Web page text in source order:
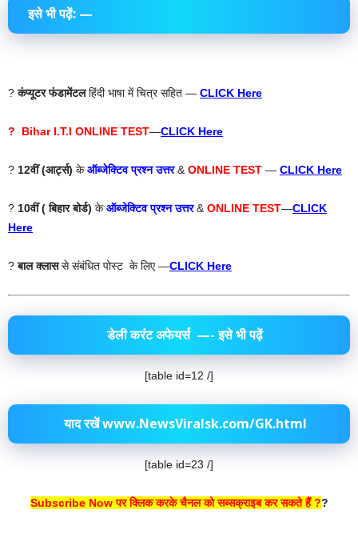
इसे भी पढ़ें: —
?कंप्यूटर फंडामेंटलहिंदी भाषा में चित्र सहित — CLICK Here
? Bihar I.T.I ONLINE TEST—CLICK Here
? 12वीं (आर्ट्स) केऑब्जेक्टिव प्रश्न उत्तर & ONLINE TEST — CLICK Here
? 10वीं ( बिहार बोर्ड) केऑब्जेक्टिव प्रश्न उत्तर& ONLINE TEST—CLICK
Here
?बाल क्लाससे संबंधित पोस्ट के लिए —CLICK Here
डेली करंट अफेयर्स —- इसे भी पढ़ें
[table id=12 /]
याद रखें www.NewsViralsk.com/GK.html
[table id=23 /]
Subscribe Now पर क्लिक करके चैनल को सब्सक्राइब कर सकते हैं ??